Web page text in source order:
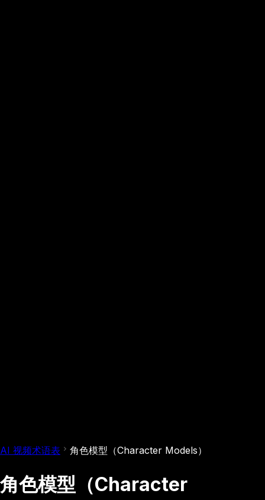
AI 视频术语表 角色模型（Character Models）
角色模型（Character